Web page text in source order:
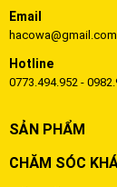
Email
hacowa@gmail.com
Hotline
0773.494.952 -
SẢN PHẨM
CHĂM SÓC